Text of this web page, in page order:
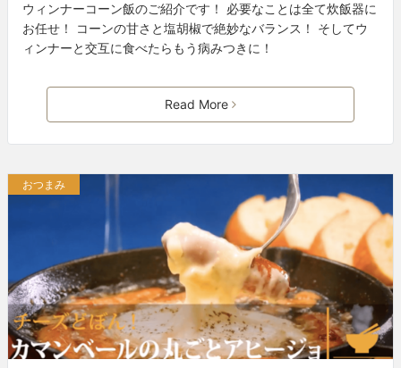
ウィンナーコーン飯のご紹介です！ 必要なことは全て炊飯器に
お任せ！ コーンの甘さと塩胡椒で絶妙なバランス！ そしてウ
ィンナーと交互に食べたらもう病みつきに！
Read More
おつまみ